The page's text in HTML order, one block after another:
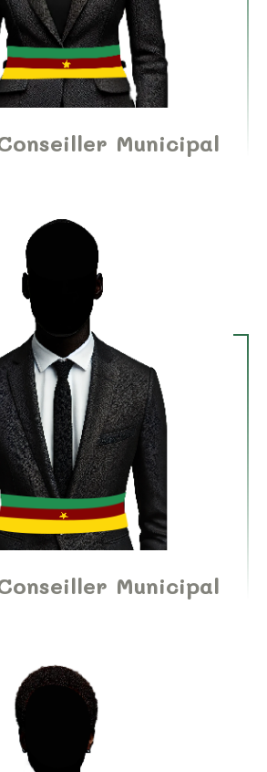
Municipal
Municipal